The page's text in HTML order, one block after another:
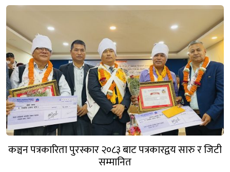
कञ्चन पत्रकारिता पुरस्कार २०८३ बाट पत्रकारद्वय सारु र जिटी
सम्मानित